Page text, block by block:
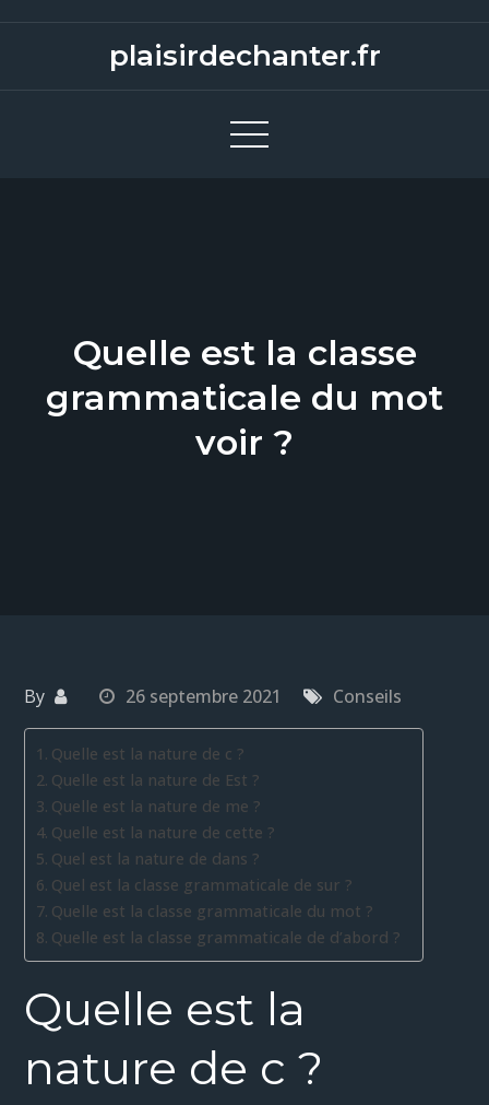
plaisirdechanter.fr
Quelle est la classe
grammaticale du mot
voir ?
By 26 septembre 2021 Conseils
Quelle est la nature de c ?
Quelle est la nature de Est ?
Quelle est la nature de me ?
Quelle est la nature de cette ?
Quel est la nature de dans ?
Quel est la classe grammaticale de sur ?
Quelle est la classe grammaticale du mot ?
Quelle est la classe grammaticale de d’abord ?
Quelle est la
nature de c ?